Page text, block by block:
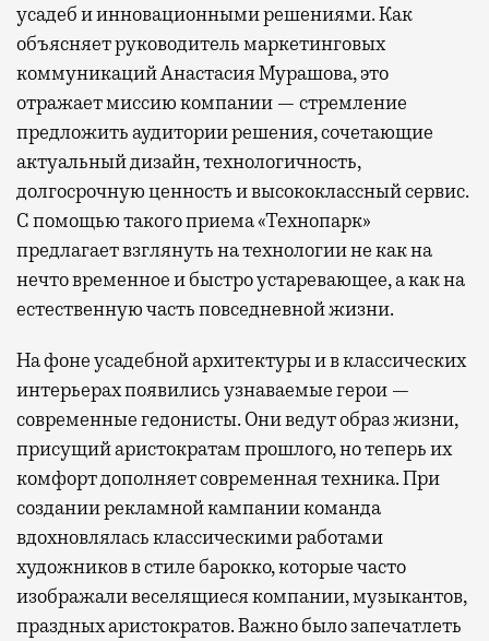
усадеб и инновационными решениями. Как
объясняет руководитель маркетинговых
коммуникаций Анастасия Мурашова, это
отражает миссию компании — стремление
предложить аудитории решения, сочетающие
актуальный дизайн, технологичность,
долгосрочную ценность и высококлассный сервис.
С помощью такого приема «Технопарк»
предлагает взглянуть на технологии не как на
нечто временное и быстро устаревающее, а как на
естественную часть повседневной жизни.
На фоне усадебной архитектуры и в классических
интерьерах появились узнаваемые герои —
современные гедонисты. Они ведут образ жизни,
присущий аристократам прошлого, но теперь их
комфорт дополняет современная техника. При
создании рекламной кампании команда
вдохновлялась классическими работами
художников в стиле барокко, которые часто
изображали веселящиеся компании, музыкантов,
праздных аристократов. Важно было запечатлеть